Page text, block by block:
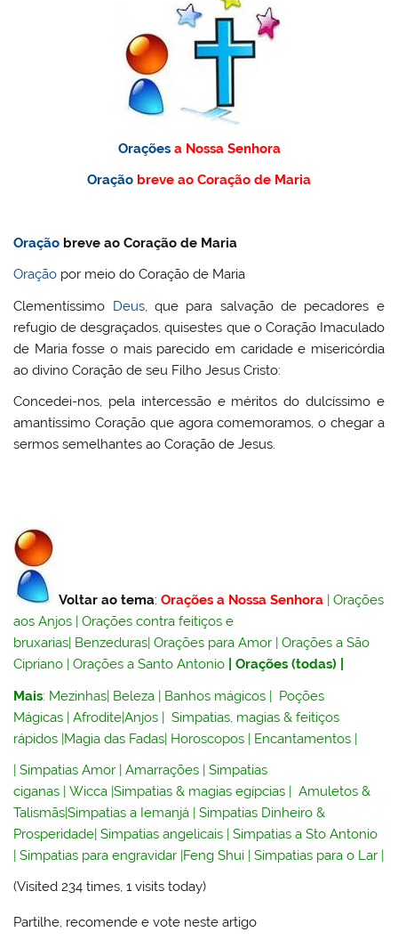
Oraçõesa Nossa Senhora
Oração breve ao Coração de Maria
Oração breve ao Coração de Maria
Oração por meio do Coração de Maria
Clementíssimo Deus, que para salvação de pecadores e
refugio de desgraçados, quisestes que o Coração Imaculado
de Maria fosse o mais parecido em caridade e misericórdia
ao divino Coração de seu Filho Jesus Cristo:
Concedei-nos, pela intercessão e méritos do dulcíssimo e
amantíssimo Coração que agora comemoramos, o chegar a
sermos semelhantes ao Coração de Jesus.
Voltar ao tema: Orações a Nossa Senhora |Orações
aos Anjos |Orações contra feitiços e
bruxarias| Benzeduras|Orações para Amor |Orações a São
Cipriano |Orações a Santo Antonio |Orações (todas)
Mais: Mezinhas| Beleza | Banhos mágicos | Poções
Mágicas |Afrodite|Anjos |Simpatias, magias & feitiços
rápidos |Magia das Fadas| Horoscopos | Encantamentos |
|Simpatias Amor |Amarrações |Simpatias
ciganas |Wicca |Simpatias & magias egípcias |Amuletos &
Talismãs|Simpatias a Iemanjá |Simpatias Dinheiro &
Prosperidade|Simpatias angelicais |Simpatias a Sto Antonio
|Simpatias para engravidar |Feng Shui |Simpatias para o Lar |
(Visited 234 times, 1 visits today)
Partilhe, recomende e vote neste artigo